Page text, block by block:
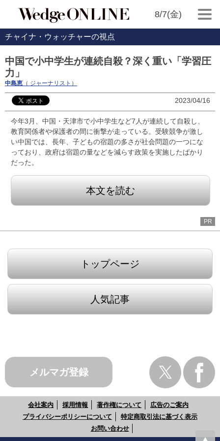
8/7(金)
チャイナ・ウォッチャーの視点
中国で小中学生が連続自殺？深く重い「学習圧
力」
中島恵 （ ジャーナリスト）
2023/04/16
今年3月、中国・天津市で小中学生など7人が連続して自殺し、
教育関係者や保護者の間に衝撃が走っている。受験競争が激し
い中国では、長年、子どもの宿題の多さが社会問題の一つにな
っており、政府は宿題の量などを減らす政策を実施したばかり
だった。
本文を読む
PR
トップページ
人気記事
メルマガ登録
会社案内 採用情報 著作権について
広告のご案内
プライバシーポリシーについて
特定商取引法に基づく表示
お問い合わせ